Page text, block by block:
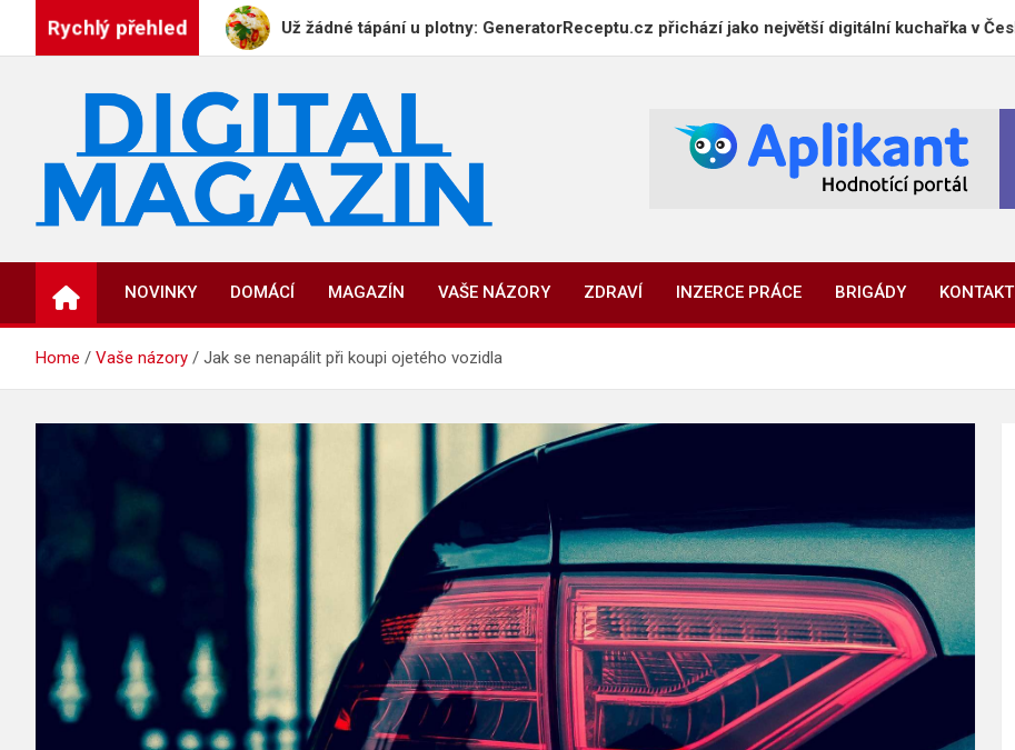
Rychlý přehled Už žádné tápání u plotny: GeneratorReceptu.cz přichází jako největší digitální kuchařka v Česku
DigitalMagazin.cz
NOVINKY DOMÁCÍ MAGAZÍN VAŠE NÁZORY ZDRAVÍ INZERCE PRÁCE BRIGÁDY KONTAKT
Home Vaše názory Jak se nenapálit při koupi ojetého vozidla